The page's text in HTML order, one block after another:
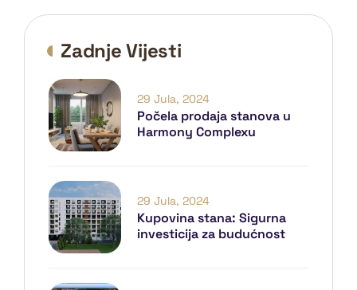
Zadnje Vijesti
Počela prodaja stanova u
Harmony Complexu
29 Jula, 2024
Kupovina stana: Sigurna
investicija za budućnost
29 Jula, 2024